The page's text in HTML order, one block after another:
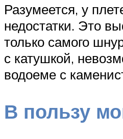
Разумеется, у
недостатки. Это
только самого
с катушкой,
водоеме с
В пользу